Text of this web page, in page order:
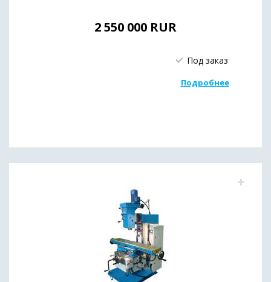
2 550 000 RUR
Под заказ
Подробнее